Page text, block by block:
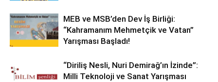
MEB ve MSB’den Dev İş Birliği:
“Kahramanım Mehmetçik ve Vatan”
Yarışması Başladı!
“Diriliş Nesli, Nuri Demirağ’ın İzinde”:
Milli Teknoloji ve Sanat Yarışması